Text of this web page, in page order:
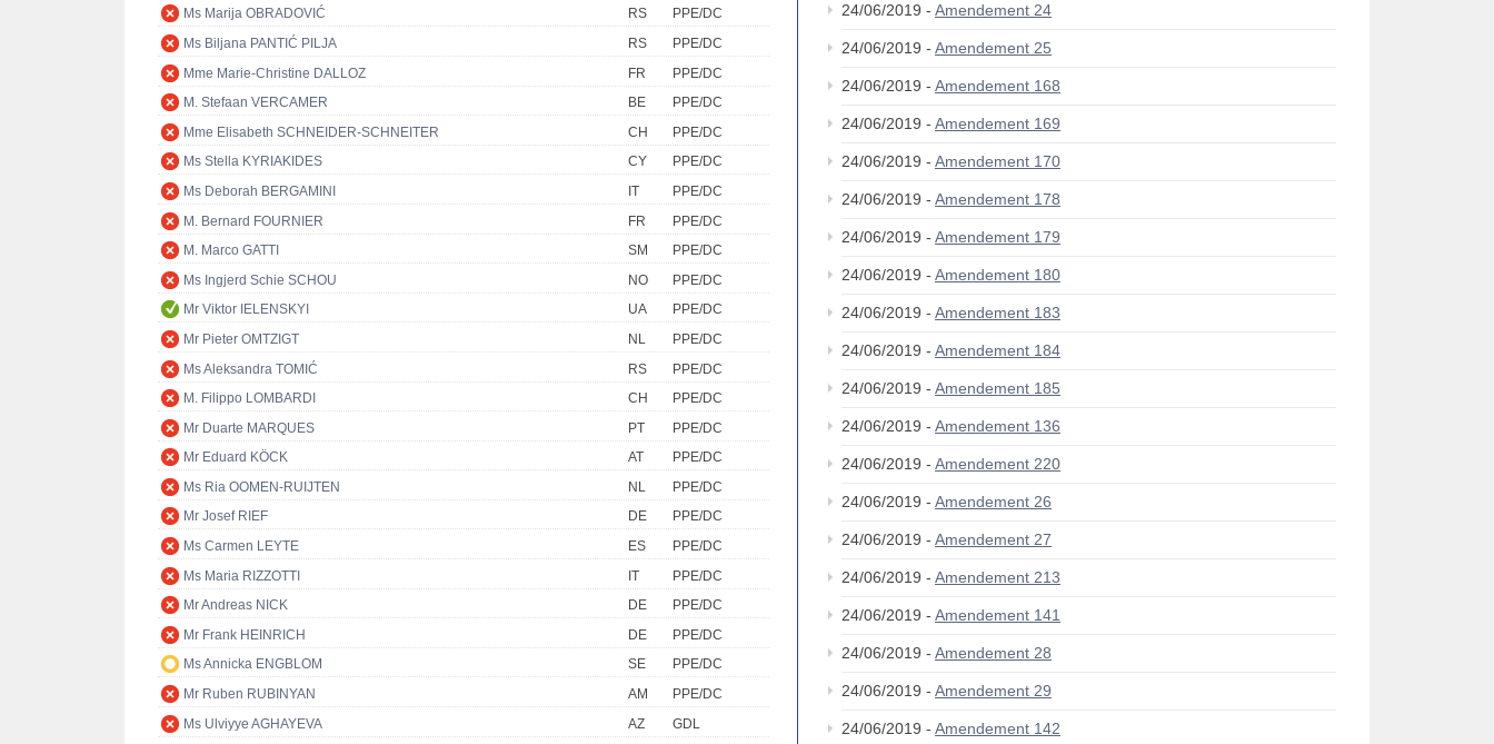
Ms Marija OBRADOVIĆ
RS
PPE/DC
Ms Biljana PANTIĆ PILJA
RS
PPE/DC
Mme Marie-Christine DALLOZ
FR
PPE/DC
M. Stefaan VERCAMER
BE
PPE/DC
Mme Elisabeth SCHNEIDER-SCHNEITER
CH
PPE/DC
Ms Stella KYRIAKIDES
CY
PPE/DC
Ms Deborah BERGAMINI
IT
PPE/DC
M. Bernard FOURNIER
FR
PPE/DC
M. Marco GATTI
SM
PPE/DC
Ms Ingjerd Schie SCHOU
NO
PPE/DC
Mr Viktor IELENSKYI
UA
PPE/DC
Mr Pieter OMTZIGT
NL
PPE/DC
Ms Aleksandra TOMIĆ
RS
PPE/DC
M. Filippo LOMBARDI
CH
PPE/DC
Mr Duarte MARQUES
PT
PPE/DC
Mr Eduard KÖCK
AT
PPE/DC
Ms Ria OOMEN-RUIJTEN
NL
PPE/DC
Mr Josef RIEF
DE
PPE/DC
Ms Carmen LEYTE
ES
PPE/DC
Ms Maria RIZZOTTI
IT
PPE/DC
Mr Andreas NICK
DE
PPE/DC
Mr Frank HEINRICH
DE
PPE/DC
Ms Annicka ENGBLOM
SE
PPE/DC
Mr Ruben RUBINYAN
AM
PPE/DC
Ms Ulviyye AGHAYEVA
AZ
GDL
24/06/2019 - Amendement 24
24/06/2019 - Amendement 25
24/06/2019 - Amendement 168
24/06/2019 - Amendement 169
24/06/2019 - Amendement 170
24/06/2019 - Amendement 178
24/06/2019 - Amendement 179
24/06/2019 - Amendement 180
24/06/2019 - Amendement 183
24/06/2019 - Amendement 184
24/06/2019 - Amendement 185
24/06/2019 - Amendement 136
24/06/2019 - Amendement 220
24/06/2019 - Amendement 26
24/06/2019 - Amendement 27
24/06/2019 - Amendement 213
24/06/2019 - Amendement 141
24/06/2019 - Amendement 28
24/06/2019 - Amendement 29
24/06/2019 - Amendement 142